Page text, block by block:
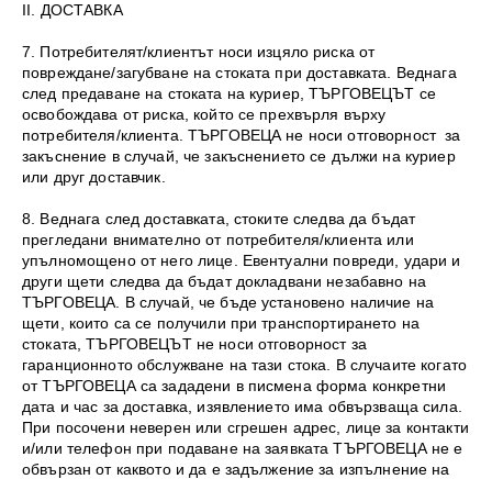
II. ДОСТАВКА
7. Потребителят/клиентът носи изцяло риска от
повреждане/загубване на стоката при доставката. Веднага
след предаване на стоката на куриер, ТЪРГОВЕЦЪТ се
освобождава от риска, който се прехвърля върху
потребителя/клиента. ТЪРГОВЕЦА не носи отговорност за
закъснение в случай, че закъснението се дължи на куриер
или друг доставчик.
8. Веднага след доставката, стоките следва да бъдат
прегледани внимателно от потребителя/клиента или
упълномощено от него лице. Евентуални повреди, удари и
други щети следва да бъдат докладвани незабавно на
ТЪРГОВЕЦА. В случай, че бъде установено наличие на
щети, които са се получили при транспортирането на
стоката, ТЪРГОВЕЦЪТ не носи отговорност за
гаранционното обслужване на тази стока. В случаите когато
от ТЪРГОВЕЦА са зададени в писмена форма конкретни
дата и час за доставка, изявлението има обвързваща сила.
При посочени неверен или сгрешен адрес, лице за контакти
и/или телефон при подаване на заявката ТЪРГОВЕЦА не е
обвързан от каквото и да е задължение за изпълнение на